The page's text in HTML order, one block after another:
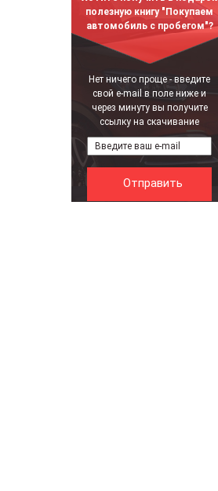
полезную книгу "Покупаем
автомобиль с пробегом"?
Нет ничего проще - введите
свой e-mail в поле ниже и
через минуту вы получите
ссылку на скачивание